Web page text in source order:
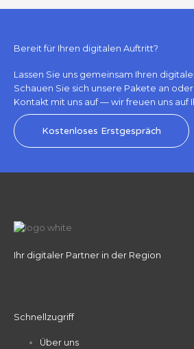
Bereit für Ihren digitalen Auftritt?
Lassen Sie uns gemeinsam Ihren
Schauen Sie sich unsere Pakete an
Kontakt mit uns auf — wir freuen uns auf
Kostenloses Erstgespräch
Ihr digitaler Partner in der Region
Schnellzugriff
Über uns